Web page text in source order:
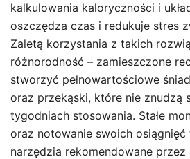
kalkulowania kaloryczności i
oszczędza czas i redukuje stres
Zaletą korzystania z takich
różnorodność – zamieszczone
stworzyć pełnowartościowe
oraz przekąski, które nie znudzą
tygodniach stosowania. Stałe
oraz notowanie swoich
narzędzia rekomendowane